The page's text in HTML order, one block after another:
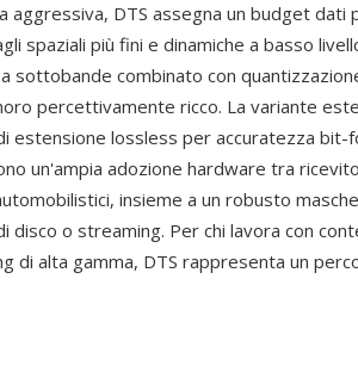
aggressiva, DTS assegna un budget dati
spaziali più fini e dinamiche a basso
sottobande combinato con
percettivamente ricco. La variante
estensione lossless per accuratezza
un'ampia adozione hardware tra
insieme a un robusto
disco o streaming. Per chi lavora con
di alta gamma, DTS rappresenta un